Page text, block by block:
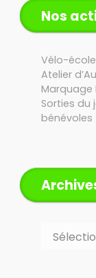
Nos
Vélo-
Atelier
Marquage
Sorties du
bénévoles
Archives